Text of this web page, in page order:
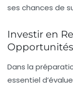
ses chances de
Investir en
Opportunités
Dans la
essentiel